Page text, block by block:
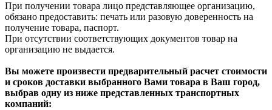
При получении товара лицо представляющее организацию,
обязано предоставить: печать или разовую доверенность на
получение товара, паспорт.
При отсутствии соответствующих документов товар на
организацию не выдается.
Вы можете произвести предварительный расчет стоимости
и сроков доставки выбранного Вами товара в Ваш город,
выбрав одну из ниже представленных транспортных
компаний: